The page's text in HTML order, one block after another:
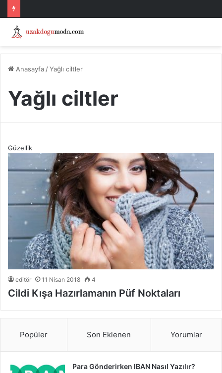
Anasayfa /Yağlı ciltler
Yağlı ciltler
Güzellik
editör 11 Nisan 2018 4
Cildi Kışa Hazırlamanın Püf Noktaları
Popüler Son Eklenen Yorumlar
Para Gönderirken IBAN Nasıl Yazılır?